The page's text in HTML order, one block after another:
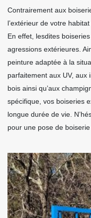
Contrairement aux
l’extérieur de votre
En effet, lesdites
agressions extérieures.
peinture adaptée à la
parfaitement aux UV, aux
bois ainsi qu’aux
spécifique, vos boiseries
longue durée de vie.
pour une pose de